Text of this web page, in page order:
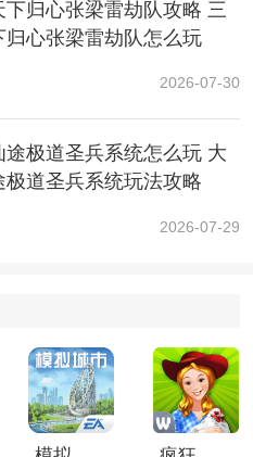
进化为宝石海星。
【野生特区10】出现;
下归心张梁雷劫队攻略 三
归心张梁雷劫队怎么玩
2026-07-30
途极道圣兵系统怎么玩 大
极道圣兵系统玩法攻略
2026-07-29